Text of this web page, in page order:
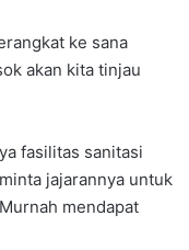
ke sana
akan kita tinjau
fasilitas sanitasi
jajarannya untuk
mendapat